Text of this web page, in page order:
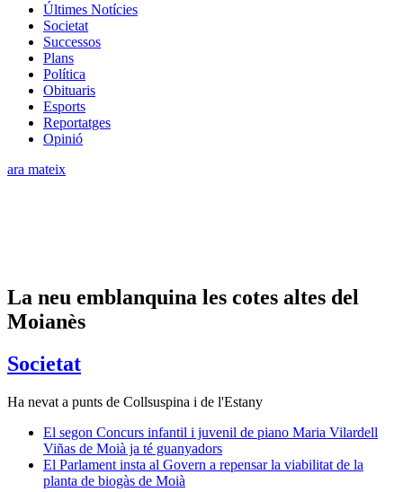
Últimes Notícies
Societat
Successos
Plans
Política
Obituaris
Esports
Reportatges
Opinió
ara mateix
La neu emblanquina les cotes altes del
Moianès
Societat
Ha nevat a punts de Collsuspina i de l'Estany
El segon Concurs infantil i juvenil de piano Maria Vilardell
Viñas de Moià ja té guanyadors
El Parlament insta al Govern a repensar la viabilitat de la
planta de biogàs de Moià